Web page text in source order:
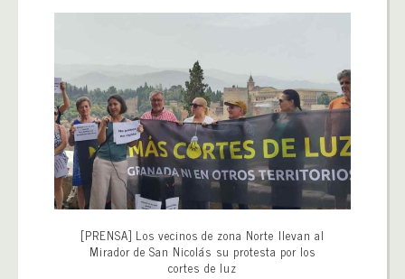
[PRENSA] Los vecinos de zona Norte llevan al
Mirador de San Nicolás su protesta por los
cortes de luz